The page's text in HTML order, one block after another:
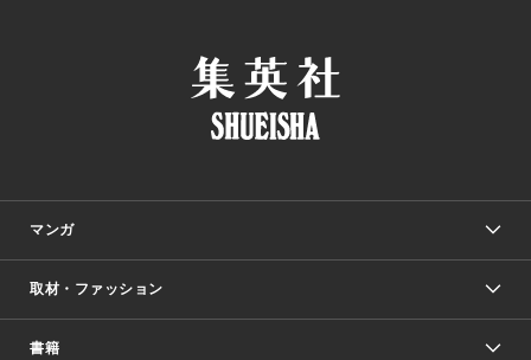
マンガ
少年マンガ
取材・ファッション
書籍